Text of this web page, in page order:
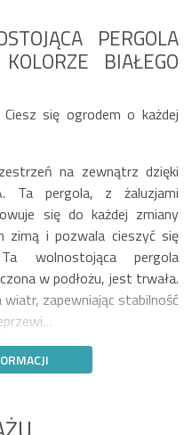
PERGOLA
BIAŁEGO
się ogrodem o każdej
na zewnątrz dzięki
Ta pergola, z żaluzjami
się do każdej zmiany
zimą i pozwala cieszyć się
wolnostojąca pergola
w podłożu, jest trwała.
zapewniając stabilność